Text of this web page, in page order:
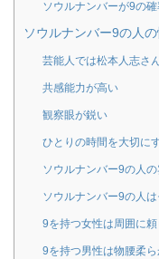
ソウルナンバーが9の
ソウルナンバー9の人
芸能人では松本人志さ
共感能力が高い
観察眼が鋭い
ひとりの時間を大切に
ソウルナンバー9の人
ソウルナンバー9の人
9を持つ女性は周囲に
9を持つ男性は物腰柔